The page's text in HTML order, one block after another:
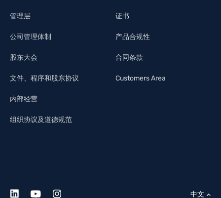
管理层
公司管理体制
股东大会
文件、程序和股东协议
内部经营
组织协议及道德规范
证书
产品合规性
合同条款
Customers Area
中文